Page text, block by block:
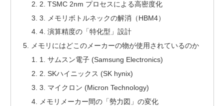
2. TSMC 2nm プロセスによる高密度化
3. メモリボトルネックの解消（HBM4）
4. 演算精度の「特化型」設計
メモリにはどこのメーカーの物が使用されているのか
1. サムスン電子 (Samsung Electronics)
2. SKハイニックス (SK hynix)
3. マイクロン (Micron Technology)
メモリメーカー間の「勢力図」の変化